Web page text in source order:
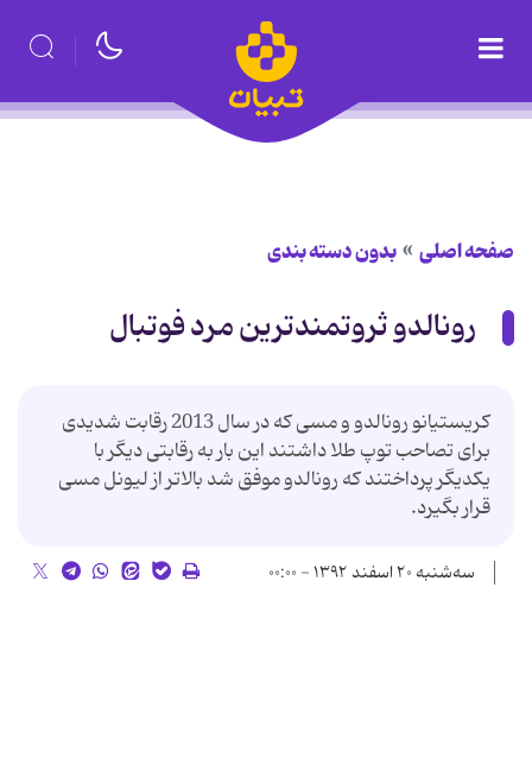
صفحه اصلی بدون دسته بندی
رونالدو ثروتمندترین مرد فوتبال
کریستیانو رونالدو و مسی که در سال 2013 رقابت شدیدی
برای تصاحب توپ طلا داشتند این بار به رقابتی دیگر با
یکدیگر پرداختند که رونالدو موفق شد بالاتر از لیونل مسی
قرار بگیرد.
سه‌شنبه ۲۰ اسفند ۱۳۹۲ - ۰۰:۰۰